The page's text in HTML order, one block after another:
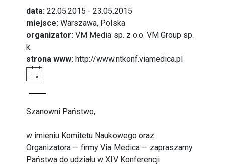
data: 22.05.2015 - 23.05.2015
miejsce: Warszawa, Polska
organizator: VM Media sp. z o.o. VM Group sp.
k.
strona www: http://www.ntkonf.viamedica.pl
Szanowni Państwo,
w imieniu Komitetu Naukowego oraz
Organizatora — firmy Via Medica — zapraszamy
Państwa do udziału w XIV Konferencji